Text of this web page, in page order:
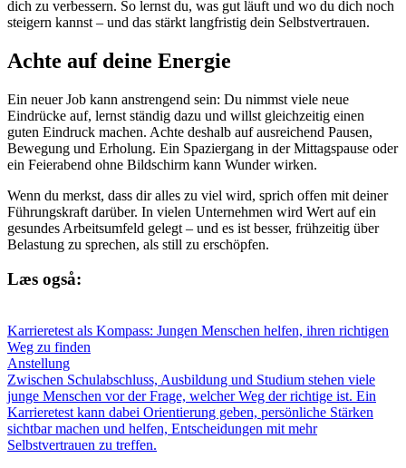
dich zu verbessern. So lernst du, was gut läuft und wo du dich noch
steigern kannst – und das stärkt langfristig dein Selbstvertrauen.
Achte auf deine Energie
Ein neuer Job kann anstrengend sein: Du nimmst viele neue
Eindrücke auf, lernst ständig dazu und willst gleichzeitig einen
guten Eindruck machen. Achte deshalb auf ausreichend Pausen,
Bewegung und Erholung. Ein Spaziergang in der Mittagspause oder
ein Feierabend ohne Bildschirm kann Wunder wirken.
Wenn du merkst, dass dir alles zu viel wird, sprich offen mit deiner
Führungskraft darüber. In vielen Unternehmen wird Wert auf ein
gesundes Arbeitsumfeld gelegt – und es ist besser, frühzeitig über
Belastung zu sprechen, als still zu erschöpfen.
Læs også:
Karrieretest als Kompass: Jungen Menschen helfen, ihren richtigen
Weg zu finden
Anstellung
Zwischen Schulabschluss, Ausbildung und Studium stehen viele
junge Menschen vor der Frage, welcher Weg der richtige ist. Ein
Karrieretest kann dabei Orientierung geben, persönliche Stärken
sichtbar machen und helfen, Entscheidungen mit mehr
Selbstvertrauen zu treffen.